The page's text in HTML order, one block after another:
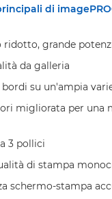
di
ridotto, grande
da galleria
bordi su un'ampia
migliorata per una
3 pollici
di stampa
schermo-stampa